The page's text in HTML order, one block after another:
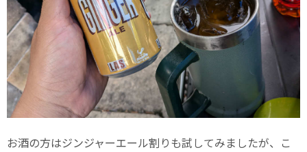
お酒の方はジンジャーエール割りも試してみましたが、こ